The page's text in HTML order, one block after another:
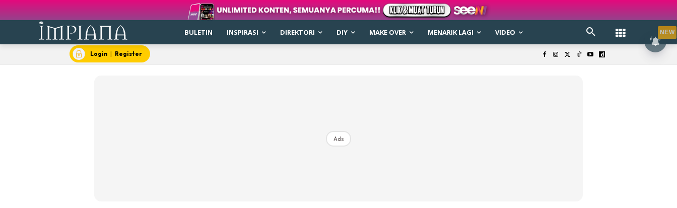
BULETIN INSPIRASI DIREKTORI DIY MAKE OVER MENARIK LAGI VIDEO
Login | Register
Ads
NEW